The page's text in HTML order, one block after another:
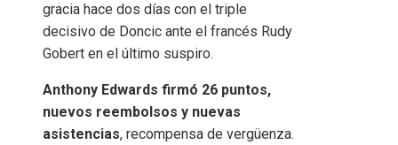
gracia hace dos días con el triple
decisivo de Doncic ante el francés Rudy
Gobert en el último suspiro.
Anthony Edwards firmó 26 puntos,
nuevos reembolsos y nuevas
asistencias, recompensa de vergüenza.